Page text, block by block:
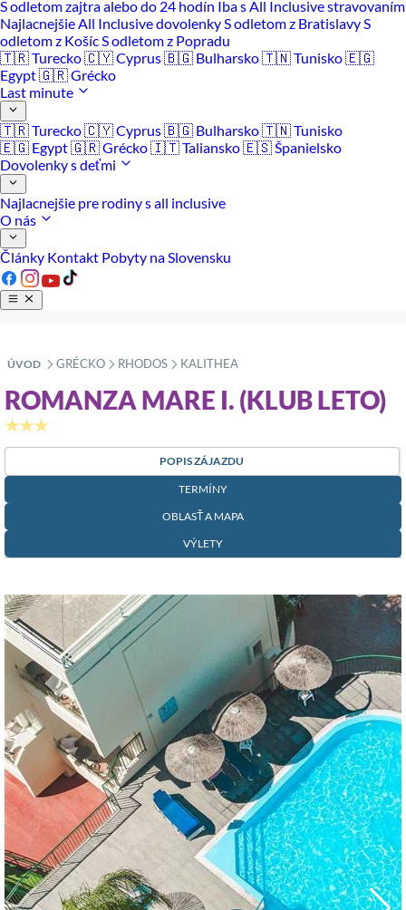
S odletom zajtra alebo do 24 hodín Iba s All Inclusive stravovaním
Najlacnejšie All Inclusive dovolenkyS odletom z BratislavyS
odletom z KošícS odletom z Popradu
🇹🇷 Turecko🇨🇾 Cyprus🇧🇬 Bulharsko🇹🇳 Tunisko🇪🇬
Egypt🇬🇷 Grécko
Last minute
🇹🇷 Turecko🇨🇾 Cyprus🇧🇬 Bulharsko🇹🇳 Tunisko
🇪🇬 Egypt🇬🇷 Grécko🇮🇹 Taliansko🇪🇸 Španielsko
Dovolenky s deťmi
Najlacnejšie pre rodiny s all inclusive
O nás
Články Kontakt Pobyty na Slovensku
ÚVOD »
GRÉCKO »
RHODOS »
KALITHEA
ROMANZA MARE I. (KLUB LETO)
★★★
POPIS ZÁJAZDU
TERMÍNY
OBLASŤ A MAPA
VÝLETY